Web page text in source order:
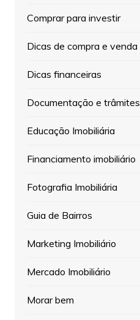
Comprar para investir
Dicas de compra e venda
Dicas financeiras
Documentação e trâmites
Educação Imobiliária
Financiamento imobiliário
Fotografia Imobiliária
Guia de Bairros
Marketing Imobiliário
Mercado Imobiliário
Morar bem